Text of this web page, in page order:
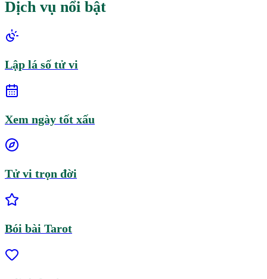
Dịch vụ nổi bật
Lập lá số tử vi
Xem ngày tốt xấu
Tử vi trọn đời
Bói bài Tarot